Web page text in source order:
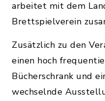
arbeitet mit dem
Brettspielverein
Zusätzlich zu den
einen hoch
Bücherschrank und
wechselnde